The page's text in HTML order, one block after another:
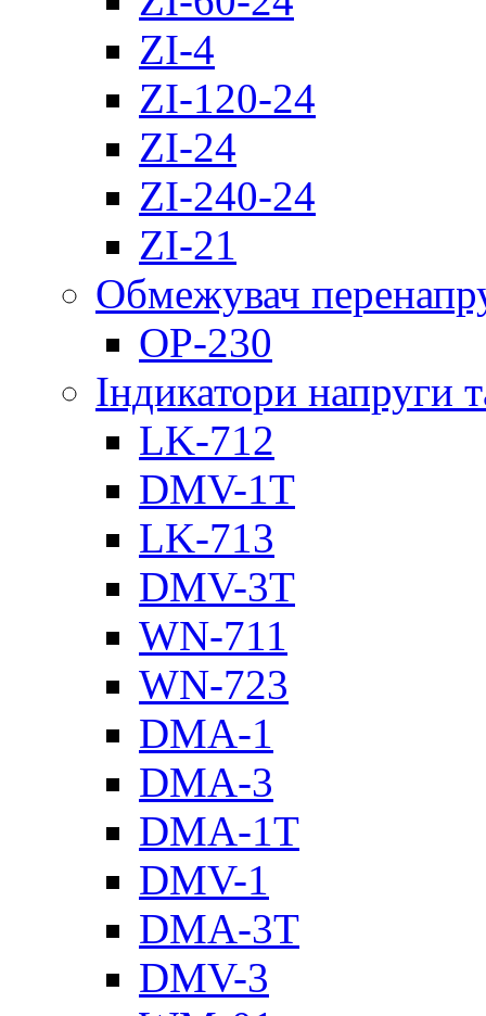
ZI-4
ZI-120-24
ZI-24
ZI-240-24
ZI-21
Обмежувач
OP-230
Індикатори напруги
LK-712
DMV-1T
LK-713
DMV-3T
WN-711
WN-723
DMA-1
DMA-3
DMA-1T
DMV-1
DMА-3T
DMV-3